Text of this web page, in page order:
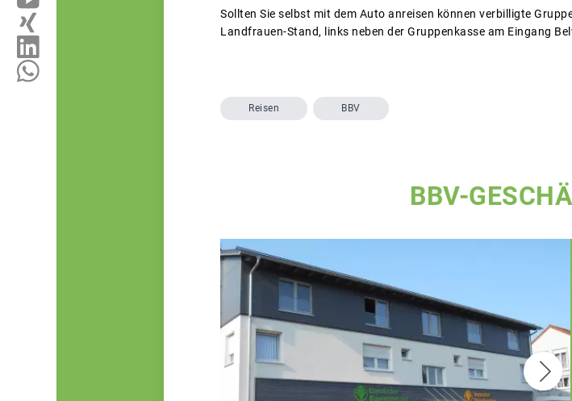
Sollten Sie selbst mit dem Auto anreisen können verbilligte
Landfrauen-Stand, links neben der Gruppenkasse am Eingang
Reisen BBV
BBV-